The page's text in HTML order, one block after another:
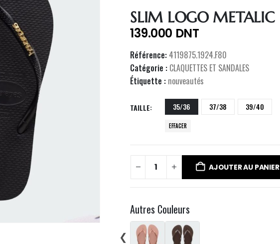
SLIM LOGO METALIC
139.000 DNT
Référence: 4119875.1924.F80
Catégorie : CLAQUETTES ET SANDALES
Étiquette : nouveautés
TAILLE 35/36 37/38 39/40
EFFACER
AJOUTER AU PANIER
Autres Couleurs
❮